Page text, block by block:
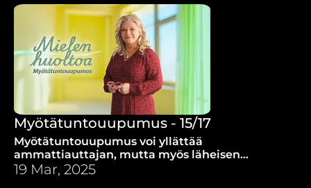
Myötätuntouupumus - 15/17
Myötätuntouupumus voi yllättää
ammattiauttajan, mutta myös läheisen
kärsimystä lievittävän ystävän. Ulla Dahlen
jaTarja Vilppola antavat vinkkejä jaksamiseen.
19 Mar, 2025